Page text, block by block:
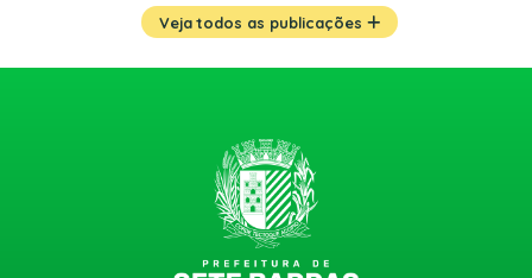
Veja todos as publicações